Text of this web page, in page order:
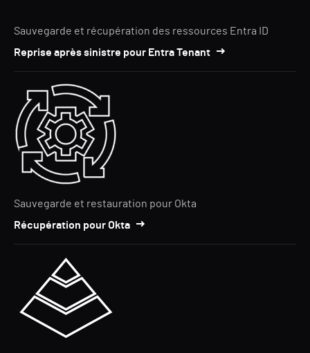
Sauvegarde et récupération des ressources Entra ID
Reprise après sinistre pour Entra Tenant
Sauvegarde et restauration pour Okta
Récupération pour Okta